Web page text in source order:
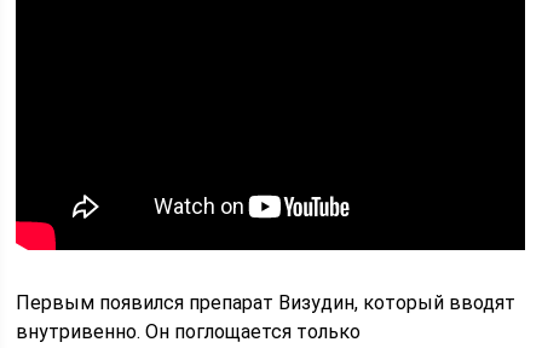
Первым появился препарат Визудин, который вводят
внутривенно. Он поглощается только